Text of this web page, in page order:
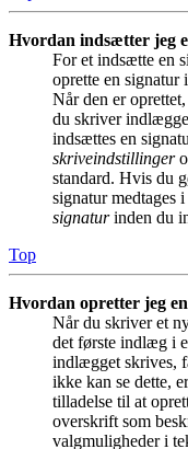
Hvordan indsætter jeg
For et indsætte en
oprette en
Når den er
du skriver
indsættes en
skriveindstillinger
standard. Hvis du
signatur
signaturinden du
Top
Hvordan opretter jeg
Når du skriver et
det første indlæg i
indlægget skrives,
ikke kan se dette,
tilladelse til at
overskrift som
valgmuligheder i